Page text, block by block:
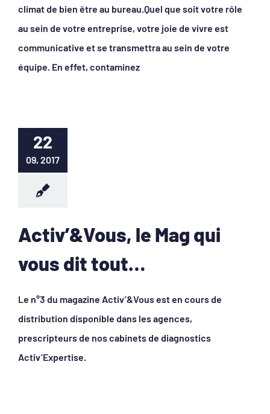
climat de bien être au bureau.Quel que soit votre rôle
au sein de votre entreprise, votre joie de vivre est
communicative et se transmettra au sein de votre
équipe. En effet, contaminez
22
09, 2017
Activ’&Vous, le Mag qui
vous dit tout…
Le n°3 du magazine Activ’&Vous est en cours de
distribution disponible dans les agences,
prescripteurs de nos cabinets de diagnostics
Activ’Expertise.